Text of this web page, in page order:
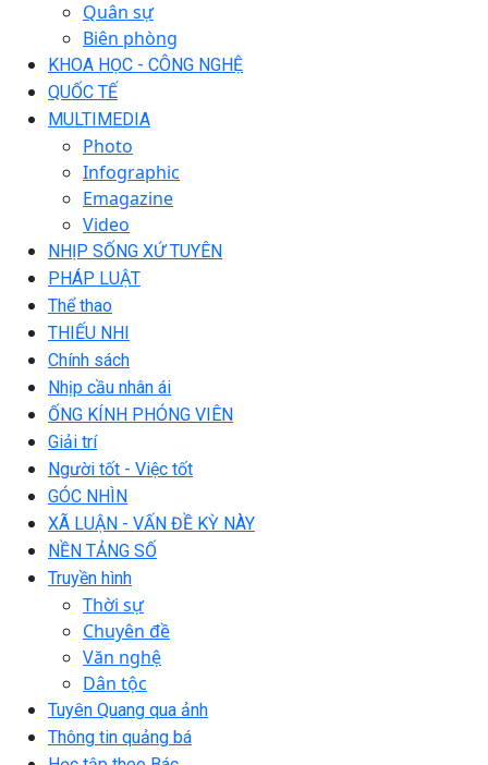
Quân sự
Biên phòng
KHOA HỌC - CÔNG NGHỆ
QUỐC TẾ
MULTIMEDIA
Photo
Infographic
Emagazine
Video
NHỊP SỐNG XỨ TUYÊN
PHÁP LUẬT
Thể thao
THIẾU NHI
Chính sách
Nhịp cầu nhân ái
ỐNG KÍNH PHÓNG VIÊN
Giải trí
Người tốt - Việc tốt
GÓC NHÌN
XÃ LUẬN - VẤN ĐỀ KỲ NÀY
NỀN TẢNG SỐ
Truyền hình
Thời sự
Chuyên đề
Văn nghệ
Dân tộc
Tuyên Quang qua ảnh
Thông tin quảng bá